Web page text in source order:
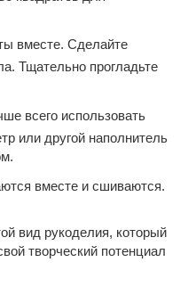
вместе. Сделайте
Тщательно прогладьте
всего использовать
или другой наполнитель
вместе и сшиваются.
вид рукоделия, который
творческий потенциал